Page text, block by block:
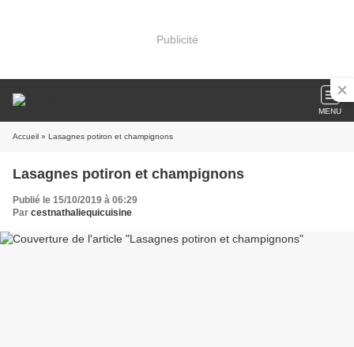
Publicité
MENU
Accueil » Lasagnes potiron et champignons
Lasagnes potiron et champignons
Publié le 15/10/2019 à 06:29
Par cestnathaliequicuisine